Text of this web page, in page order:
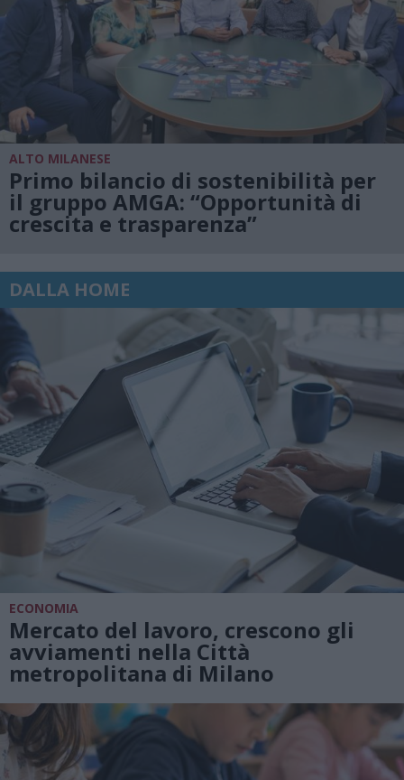
ALTO MILANESE
Primo bilancio di sostenibilità per
il gruppo AMGA: “Opportunità di
crescita e trasparenza”
DALLA HOME
ECONOMIA
Mercato del lavoro, crescono gli
avviamenti nella Città
metropolitana di Milano